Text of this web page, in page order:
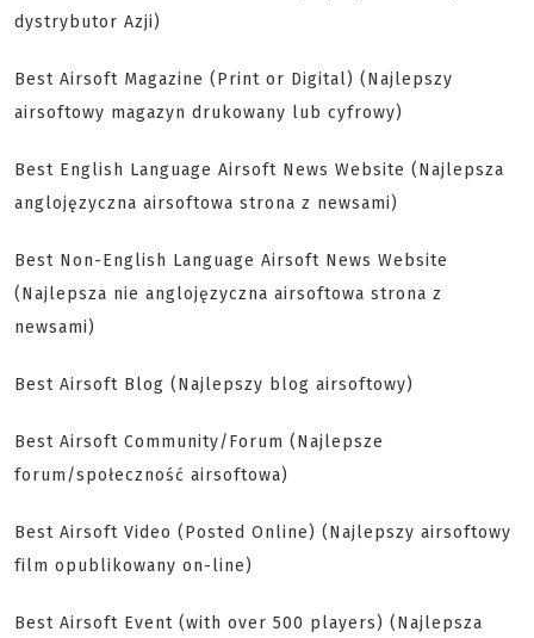
dystrybutor Azji)
Best Airsoft Magazine (Print or Digital) (Najlepszy
airsoftowy magazyn drukowany lub cyfrowy)
Best English Language Airsoft News Website (Najlepsza
anglojęzyczna airsoftowa strona z newsami)
Best Non-English Language Airsoft News Website
(Najlepsza nie anglojęzyczna airsoftowa strona z
newsami)
Best Airsoft Blog (Najlepszy blog airsoftowy)
Best Airsoft Community/Forum (Najlepsze
forum/społeczność airsoftowa)
Best Airsoft Video (Posted Online) (Najlepszy airsoftowy
film opublikowany on-line)
Best Airsoft Event (with over 500 players) (Najlepsza